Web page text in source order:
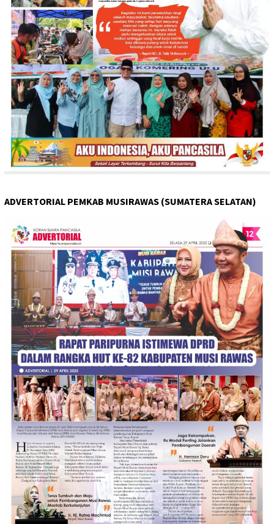
ADVERTORIAL PEMKAB MUSIRAWAS (SUMATERA SELATAN)